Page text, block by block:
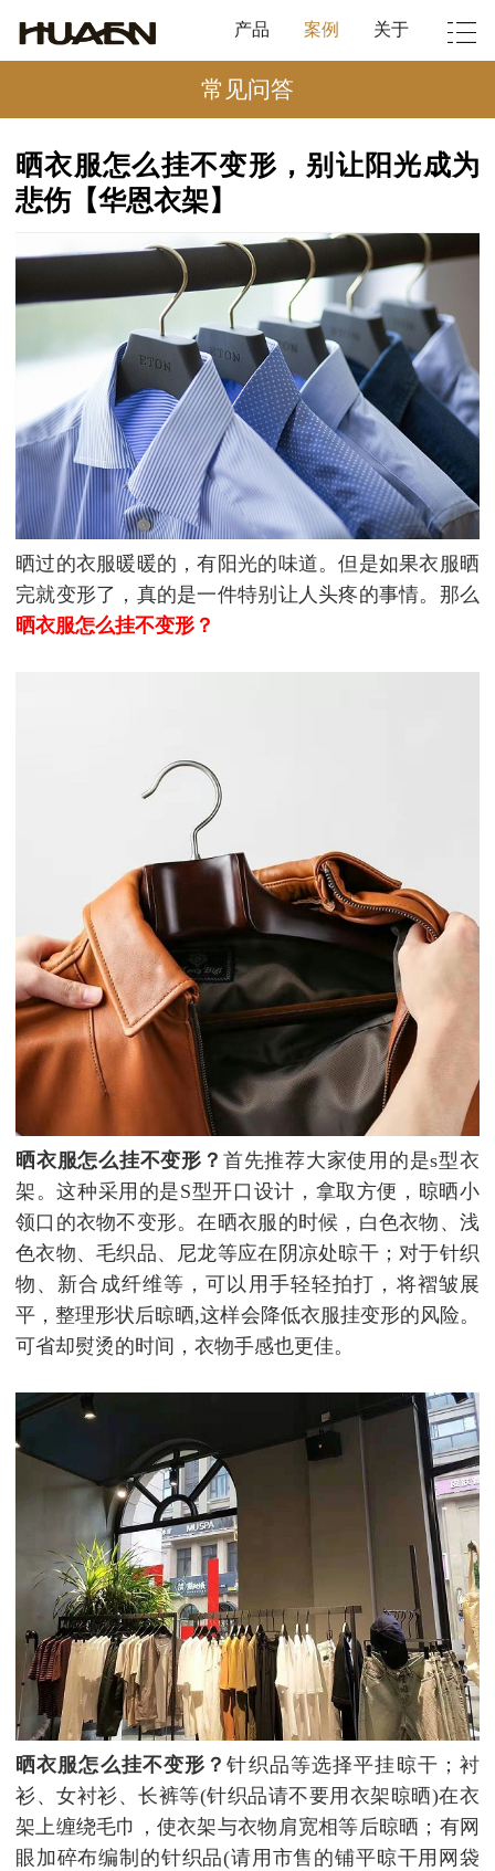
产品 案例 关于
常见问答
晒衣服怎么挂不变形，别让阳光成为
悲伤【华恩衣架】
晒过的衣服暖暖的，有阳光的味道。但是如果衣服晒
完就变形了，真的是一件特别让人头疼的事情。那么
晒衣服怎么挂不变形？
晒衣服怎么挂不变形？ 首先推荐大家使用的是s型衣
架。这种采用的是S型开口设计，拿取方便，晾晒小
领口的衣物不变形。在晒衣服的时候，白色衣物、浅
色衣物、毛织品、尼龙等应在阴凉处晾干；对于针织
物、新合成纤维等，可以用手轻轻拍打，将褶皱展
平，整理形状后晾晒,这样会降低衣服挂变形的风险。
可省却熨烫的时间，衣物手感也更佳。
晒衣服怎么挂不变形？针织品等选择平挂晾干；衬
衫、女衬衫、长裤等(针织品请不要用衣架晾晒)在衣
架上缠绕毛巾，使衣架与衣物肩宽相等后晾晒；有网
眼加碎布编制的针织品(请用市售的铺平晾干用网袋